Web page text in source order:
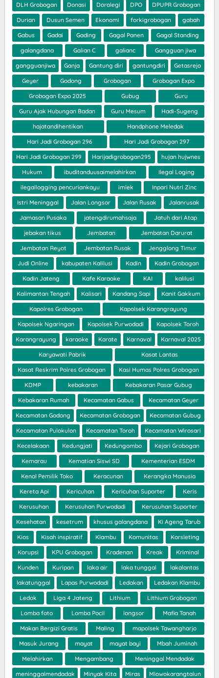
DLH Grobogan Donasi Dorolegi DPO DPUPR Grobogan
Durian Dusun Semen Ekonomi forkigrobogan gabah
Gabus Gadai Gading Gagal Panen Gagal Standing
galangdana Galian C galianc Gangguan jiwa
gangguanjiwa Ganja Gantung diri gantungdiri Getasrejo
Geyer Godong Grobogan Grobogan Expo
Grobogan Expo 2025 Gubug Guru
Guru Ajak Hubungan Badan Guru Mesum Hadi-Sugeng
hajatandihentikan Handphone Meledak
Hari Jadi Grobogan 296 Hari Jadi Grobogan 297
Hari Jadi Grobogan 299 Harijadigrobogan295 hujan hujwnes
Hukum ibuditanduusaimelahirkan Ilegal Loging
ilegallogging pencuriankayu imlek Inpari Nutri Zinc
Istri Meninggal Jalan Longsor Jalan Rusak Jalanrusak
Jamasan Pusaka jatengdirumahsaja Jatuh dari Atap
jebakan tikus Jembatan Jembatan Darurat
Jembatan Reyot Jembatan Rusak Jengglong Timur
Judi Online kabupaten Kalilusi Kadin Kadin Grobogan
Kadin Jateng Kafe Karaoke KAI kalilusi
Kalimantan Tengah Kalisari Kandang Sapi Kanit Gakkum
Kapolres Grobogan Kapolsek Karangrayung
Kapolsek Ngaringan Kapolsek Purwodadi Kapolsek Toroh
Karangrayung karaoke Karate Karnaval Karnaval 2025
Karyawati Pabrik Kasat Lantas
Kasat Reskrim Polres Grobogan Kasi Humas Polres Grobogan
KDMP kebakaran Kebakaran Pasar Gubug
Kebakaran Rumah Kecamatan Gabus Kecamatan Geyer
Kecamatan Godong Kecamatan Grobogan Kecamatan Gubug
Kecamatan Pulokulon Kecamatan Toroh Kecamatan Wirosari
Kecelakaan Kedungjati Kedungombo Kejari Grobogan
Kemarau Kematian Siswi SD Kementerian ESDM
Kenal Pemilik Toko Keracunan Kerangka Manusia
Kereta Api Kericuhan Kericuhan Suporter Keris
Kerusuhan Kerusuhan Purwodadi Kerusuhan Suporter
Kesehatan kesetrum khusus galangdana Ki Ageng Tarub
Kios Kisah inspiratif Klambu Komunitas Korsleting
Korupsi KPU Grobogan Kradenan Kreak Kriminal
Kunden Kuripan laka air laka tunggal lakalantas
lakatunggal Lapas Purwodadi Ledakan Ledakan Klambu
Ledok Liga 4 Jateng Lithium Lithium Grobogan
Lomba foto Lomba Pocil longsor Mafia Tanah
Makan Bergizi Gratis Maling mapolsek Tawangharjo
Masuk Jurang mayat mayat bayi Mbah Juminah
Melahirkan Mengambang Meninggal Mendadak
meninggalmendadak Minyak Kita Miras Mlowokarangtalun